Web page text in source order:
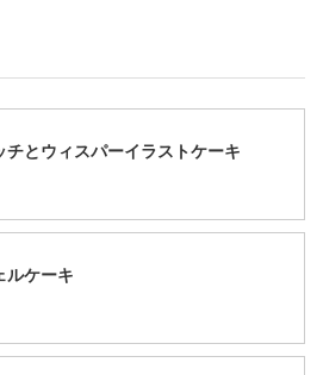
チとウィスパーイラストケーキ
ルケーキ